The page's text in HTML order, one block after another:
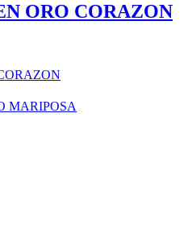
ORO CORAZON